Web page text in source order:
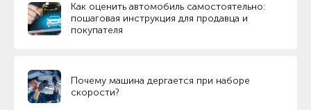
Как оценить автомобиль самостоятельно:
пошаговая инструкция для продавца и
покупателя
Почему машина дергается при наборе
скорости?